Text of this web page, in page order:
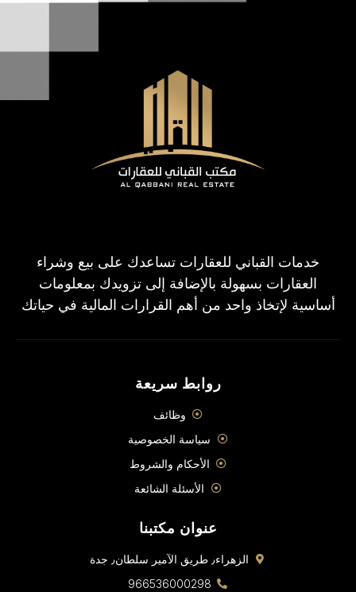
خدمات القباني للعقارات تساعدك على بيع وشراء
العقارات بسهولة بالإضافة إلى تزويدك بمعلومات
أساسية لإتخاذ واحد من أهم القرارات المالية في حياتك
روابط سريعة
وظائف
سياسة الخصوصية
الأحكام والشروط
الأسئلة الشائعة
عنوان مكتبنا
الزهراء٫ طريق الآمير سلطان٫ جدة
966536000298